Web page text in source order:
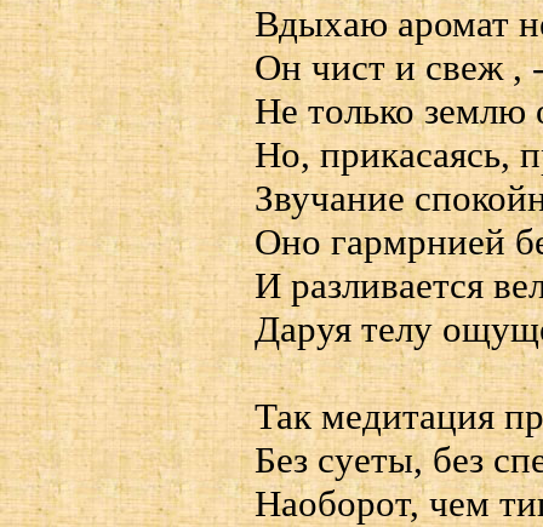
Вдыхаю аромат
Он чист и свеж ,
Не только
Но, прикасаясь,
Звучание
Оно гармрнией
И разливается
Даруя телу
Так медитация
Без суеты, без
Наоборот, чем